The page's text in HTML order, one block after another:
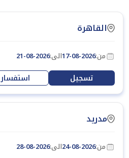
القاهرة
من:17-08-2026الى:21-08-2026
تسجيل استفسار
مدريد
من:24-08-2026الى:28-08-2026